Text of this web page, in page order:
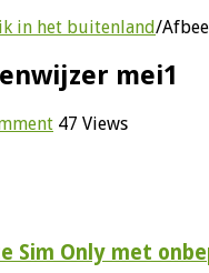
in het buitenland/
mei1
47 Views
Sim Only met